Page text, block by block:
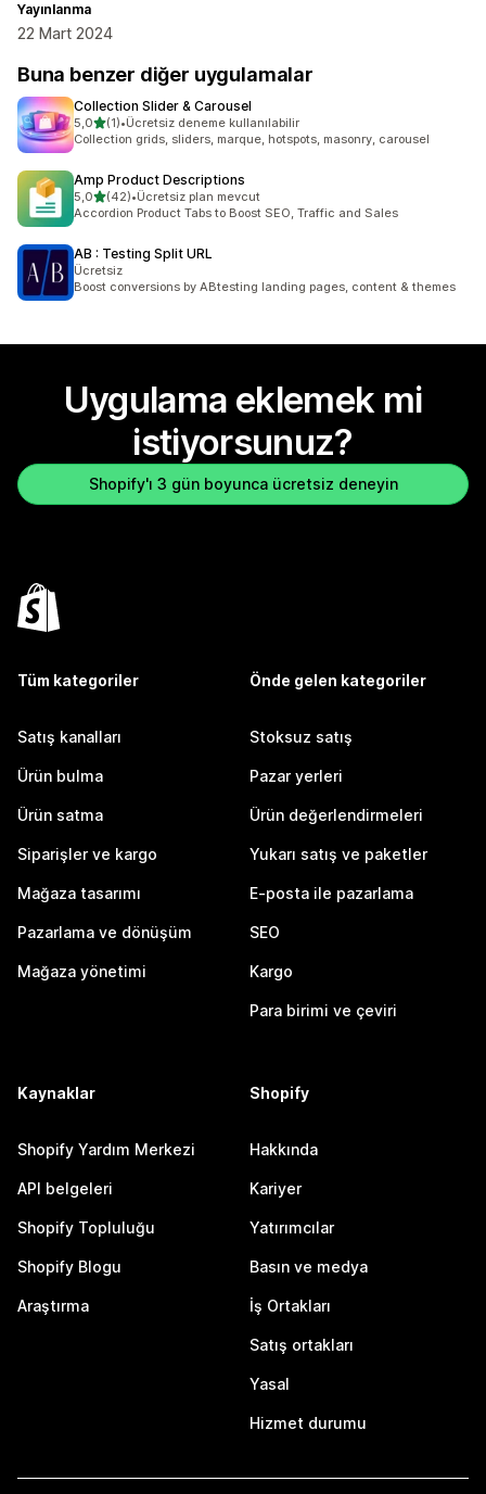
Yayınlanma
22 Mart 2024
Buna benzer diğer uygulamalar
Collection Slider & Carousel
5,05 yıldız üzerinden
(1)
toplam 1 değerlendirme
•Ücretsiz deneme kullanılabilir
Collection grids, sliders, marque, hotspots, masonry, carousel
Amp Product Descriptions
5,05 yıldız üzerinden
(42)
toplam 42 değerlendirme
•Ücretsiz plan mevcut
Accordion Product Tabs to Boost SEO, Traffic and Sales
AB : Testing Split URL
Ücretsiz
Boost conversions by ABtesting landing pages, content & themes
Uygulama eklemek mi
istiyorsunuz?
Shopify'ı 3 gün boyunca ücretsiz deneyin
Tüm kategoriler
Satış kanalları
Ürün bulma
Ürün satma
Siparişler ve kargo
Mağaza tasarımı
Pazarlama ve dönüşüm
Mağaza yönetimi
Önde gelen kategoriler
Stoksuz satış
Pazar yerleri
Ürün değerlendirmeleri
Yukarı satış ve paketler
E-posta ile pazarlama
SEO
Kargo
Para birimi ve çeviri
Kaynaklar
Shopify Yardım Merkezi
API belgeleri
Shopify Topluluğu
Shopify Blogu
Araştırma
Shopify
Hakkında
Kariyer
Yatırımcılar
Basın ve medya
İş Ortakları
Satış ortakları
Yasal
Hizmet durumu